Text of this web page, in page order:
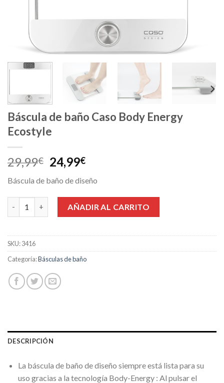
Báscula de baño Caso Body Energy
Ecostyle
29,99€ El
precio
original
era:
29,99€.
24,99€El
actual
es:
24,99€.
Báscula de baño de diseño
Báscula de baño Caso Body Energy Ecostyle cantidad
AÑADIR AL CARRITO
SKU:3416
Categoría:Básculas de baño
DESCRIPCIÓN
La báscula de baño de diseño siempre está lista para su
uso gracias a la tecnología Body-Energy : Al pulsar el